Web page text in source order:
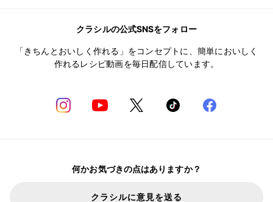
クラシルの公式SNSをフォロー
「きちんとおいしく作れる」をコンセプトに、簡単においしく
作れるレシピ動画を毎日配信しています。
何かお気づきの点はありますか？
クラシルに意見を送る